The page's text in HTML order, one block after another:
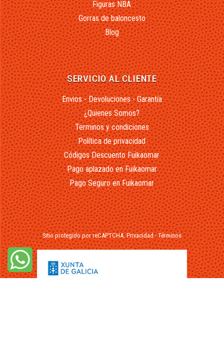
Figuras NBA
Gorras de baloncesto
Blog
SERVICIO AL CLIENTE
Envios - Devoluciones - Garantía
¿Quienes Somos?
Terminos y condiciones
Política de privacidad
Códigos Descuento Fuikaomar
Pago aplazado en Fuikaomar
Pago Seguro en Fuikaomar
Sitio protegido por reCAPTCHA.Privacidad-Términos